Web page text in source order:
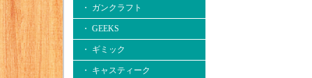
・ ガンクラフト
・ GEEKS
・ ギミック
・ キャスティーク